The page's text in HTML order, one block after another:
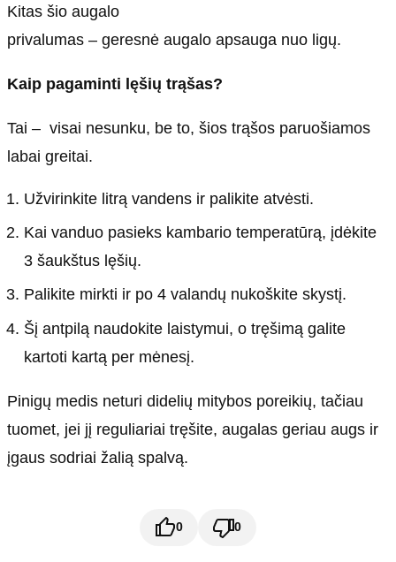
Kitas šio augalo
privalumas – geresnė augalo apsauga nuo ligų.
Kaip pagaminti lęšių trąšas?
Tai – visai nesunku, be to, šios trąšos paruošiamos
labai greitai.
Užvirinkite litrą vandens ir palikite atvėsti.
Kai vanduo pasieks kambario temperatūrą, įdėkite
3 šaukštus lęšių.
Palikite mirkti ir po 4 valandų nukoškite skystį.
Šį antpilą naudokite laistymui, o tręšimą galite
kartoti kartą per mėnesį.
Pinigų medis neturi didelių mitybos poreikių, tačiau
tuomet, jei jį reguliariai tręšite, augalas geriau augs ir
įgaus sodriai žalią spalvą.
0 0